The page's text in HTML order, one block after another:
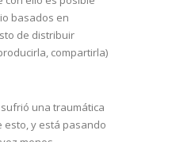
basados en
de distribuir
compartirla)
una traumática
esto, y está pasando